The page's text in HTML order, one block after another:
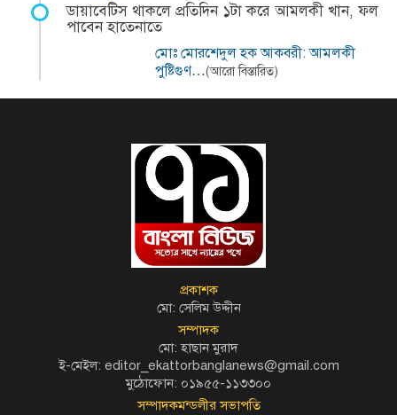
ডায়াবেটিস থাকলে প্রতিদিন ১টা করে আমলকী খান, ফল
পাবেন হাতেনাতে
মোঃ মোরশেদুল হক আকবরী: আমলকী
পুষ্টিগুণ…(আরো বিস্তারিত)
প্রকাশক
মো: সেলিম উদ্দীন
সম্পাদক
মো: হাছান মুরাদ
ই-মেইল: editor_ekattorbanglanews@gmail.com
মুঠোফোন: ০১৯৫৫-১১৩৩০০
সম্পাদকমন্ডলীর সভাপতি